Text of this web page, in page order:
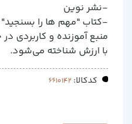
-نشر نوین
-کتاب "مهم ها را بسنجید"
منبع آموزنده و کاربردی
با ارزش شناخته می‌شود.
کدکالا: